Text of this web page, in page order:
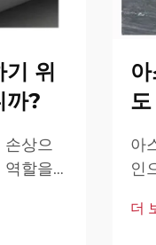
기 위
까?
손상으
역할을
시설 또
아
인
니
더